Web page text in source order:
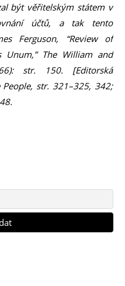
být věřitelským státem v
účtů, a tak tento
Ferguson, “Review of
Unum,” The William and
str. 150. [Editorská
str. 321–325, 342;